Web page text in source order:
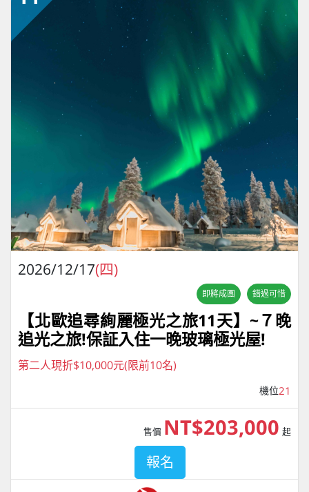
2026/12/17(四)
即將成團 錯過可惜
【北歐追尋絢麗極光之旅11天】~７晚
追光之旅!保証入住一晚玻璃極光屋!
第二人現折$10,000元(限前10名)
機位21
售價 NT$203,000 起
報名